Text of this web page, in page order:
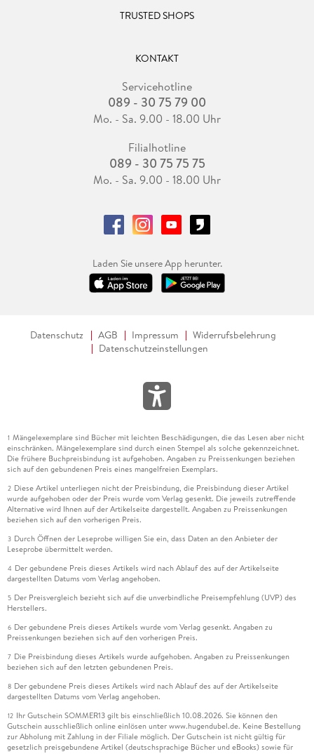
TRUSTED SHOPS
KONTAKT
Servicehotline
089 - 30 75 79 00
Mo. - Sa. 9.00 - 18.00 Uhr
Filialhotline
089 - 30 75 75 75
Mo. - Sa. 9.00 - 18.00 Uhr
Laden Sie unsere App herunter.
Datenschutz AGB Impressum
Widerrufsbelehrung
Datenschutzeinstellungen
1 Mängelexemplare sind Bücher mit leichten Beschädigungen, die das Lesen aber nicht
einschränken. Mängelexemplare sind durch einen Stempel als solche gekennzeichnet.
Die frühere Buchpreisbindung ist aufgehoben. Angaben zu Preissenkungen beziehen
sich auf den gebundenen Preis eines mangelfreien Exemplars.
2 Diese Artikel unterliegen nicht der Preisbindung, die Preisbindung dieser Artikel
wurde aufgehoben oder der Preis wurde vom Verlag gesenkt. Die jeweils zutreffende
Alternative wird Ihnen auf der Artikelseite dargestellt. Angaben zu Preissenkungen
beziehen sich auf den vorherigen Preis.
3 Durch Öffnen der Leseprobe willigen Sie ein, dass Daten an den Anbieter der
Leseprobe übermittelt werden.
4 Der gebundene Preis dieses Artikels wird nach Ablauf des auf der Artikelseite
dargestellten Datums vom Verlag angehoben.
5 Der Preisvergleich bezieht sich auf die unverbindliche Preisempfehlung (UVP) des
Herstellers.
6 Der gebundene Preis dieses Artikels wurde vom Verlag gesenkt. Angaben zu
Preissenkungen beziehen sich auf den vorherigen Preis.
7 Die Preisbindung dieses Artikels wurde aufgehoben. Angaben zu Preissenkungen
beziehen sich auf den letzten gebundenen Preis.
8 Der gebundene Preis dieses Artikels wird nach Ablauf des auf der Artikelseite
dargestellten Datums vom Verlag angehoben.
12 Ihr Gutschein SOMMER13 gilt bis einschließlich 10.08.2026. Sie können den
Gutschein ausschließlich online einlösen unter www.hugendubel.de. Keine Bestellung
zur Abholung mit Zahlung in der Filiale möglich. Der Gutschein ist nicht gültig für
gesetzlich preisgebundene Artikel (deutschsprachige Bücher und eBooks) sowie für